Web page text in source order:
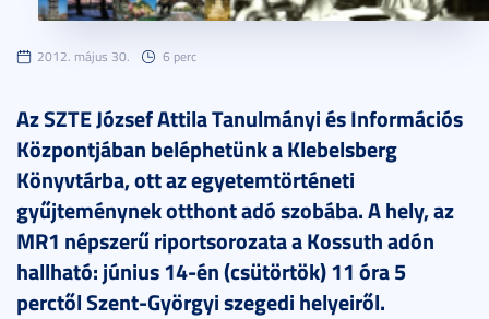
2012. május 30. 6 perc
Az SZTE József Attila Tanulmányi és Információs
Központjában beléphetünk a Klebelsberg
Könyvtárba, ott az egyetemtörténeti
gyűjteménynek otthont adó szobába. A hely, az
MR1 népszerű riportsorozata a Kossuth adón
hallható: június 14-én (csütörtök) 11 óra 5
perctől Szent-Györgyi szegedi helyeiről.